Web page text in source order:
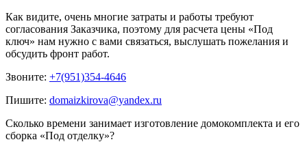
Как видите, очень многие затраты и работы требуют
согласования Заказчика, поэтому для расчета цены «Под
ключ» нам нужно с вами связаться, выслушать пожелания и
обсудить фронт работ.
Звоните: +7(951)354-4646
Пишите: domaizkirova@yandex.ru
Сколько времени занимает изготовление домокомплекта и его
сборка «Под отделку»?